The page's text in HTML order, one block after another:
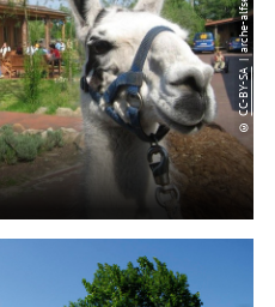
©
CC-BY-SA
| arche-alfsee